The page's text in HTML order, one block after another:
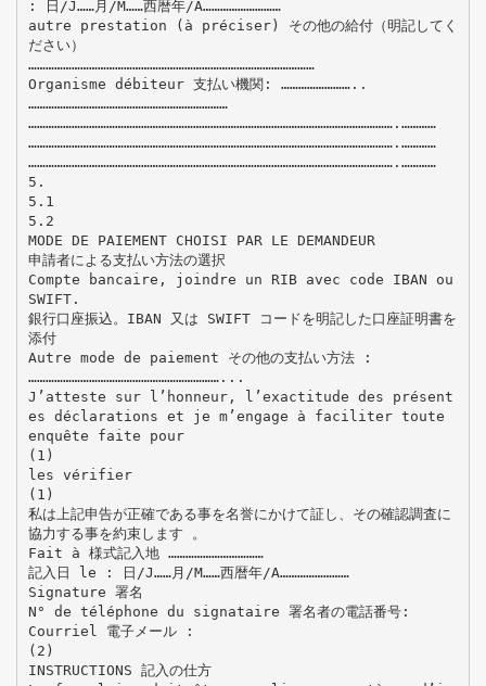
: 日/J……月/M……西暦年/A………………………
autre prestation (à préciser) その他の給付（明記してく
ださい）
………………………………………………………………………………………
Organisme débiteur 支払い機関: ……………………..
……………………………………………………………
……………………………………………………………………………………………………………….…………
……………………………………………………………………………………………………………….…………
……………………………………………………………………………………………………………….…………
5.
5.1
5.2
MODE DE PAIEMENT CHOISI PAR LE DEMANDEUR
申請者による支払い方法の選択
Compte bancaire, joindre un RIB avec code IBAN ou
SWIFT.
銀行口座振込。IBAN 又は SWIFT コードを明記した口座証明書を
添付
Autre mode de paiement その他の支払い方法 :
…………………………………………………………...
J’atteste sur l’honneur, l’exactitude des présent
es déclarations et je m’engage à faciliter toute
enquête faite pour
(1)
les vérifier
(1)
私は上記申告が正確である事を名誉にかけて証し、その確認調査に
協力する事を約束します 。
Fait à 様式記入地 ……………………………
記入日 le : 日/J……月/M……西暦年/A……………………
Signature 署名
N° de téléphone du signataire 署名者の電話番号:
Courriel 電子メール :
(2)
INSTRUCTIONS 記入の仕方